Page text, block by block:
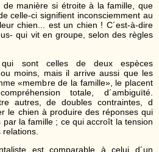
manière si étroite à la famille, que
celle-ci signifient inconsciemment au
chien... est un chien ! C´est-à-dire
qui vit en groupe, selon des règles
qui sont celles de deux espèces
moins, mais il arrive aussi que les
«membre de la famille», le placent
totale, d´ambiguïté.
autres, de doubles contraintes, d
le chien à produire des réponses qui
la famille ; ce qui accroît la tension
est comparable à celui d´un